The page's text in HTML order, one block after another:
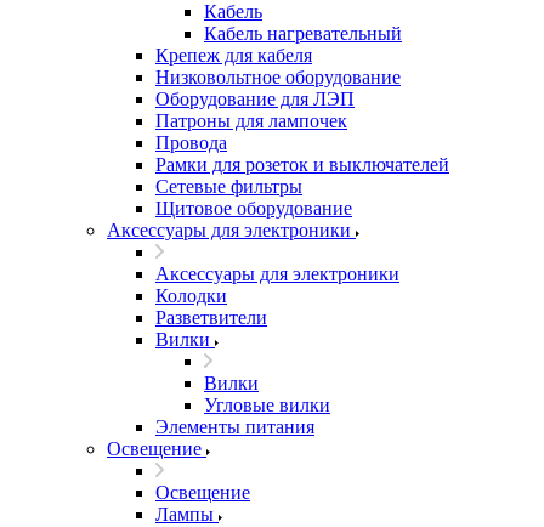
Кабель
Кабель нагревательный
Крепеж для кабеля
Низковольтное оборудование
Оборудование для ЛЭП
Патроны для лампочек
Провода
Рамки для розеток и выключателей
Сетевые фильтры
Щитовое оборудование
Аксессуары для электроники
Аксессуары для электроники
Колодки
Разветвители
Вилки
Вилки
Угловые вилки
Элементы питания
Освещение
Освещение
Лампы